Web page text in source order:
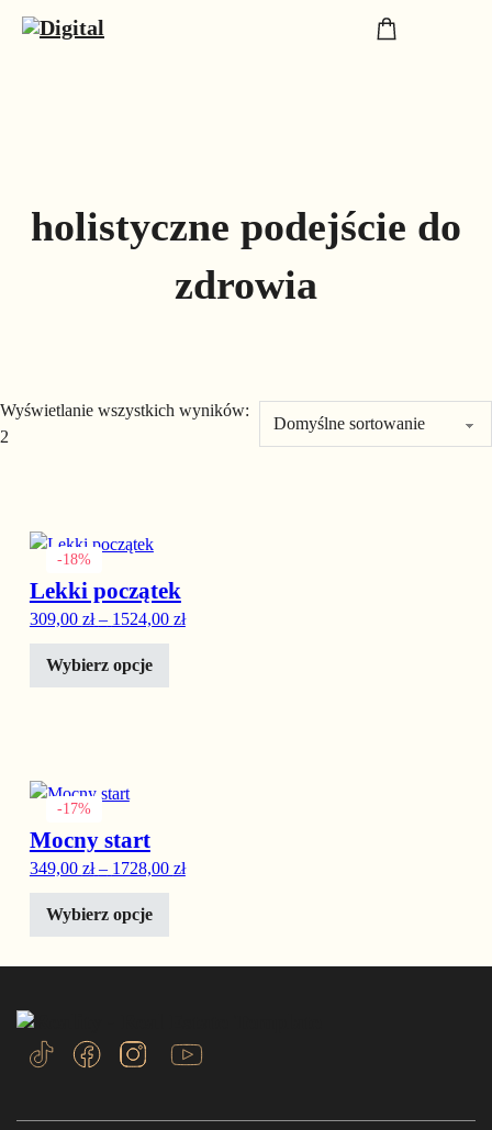
holistyczne podejście do
zdrowia
Wyświetlanie wszystkich wyników:
2
-18%
Lekki początek
309,00 zł – 1524,00 złZakres cen: od 309,00 zł do 1524,00 zł
Wybierz opcje
Ten produkt ma wiele wariantów. Opcje można wybrać na stronie
-17%
Mocny start
349,00 zł – 1728,00 złZakres cen: od 349,00 zł do 1728,00 zł
Wybierz opcje
Ten produkt ma wiele wariantów. Opcje można wybrać na stronie